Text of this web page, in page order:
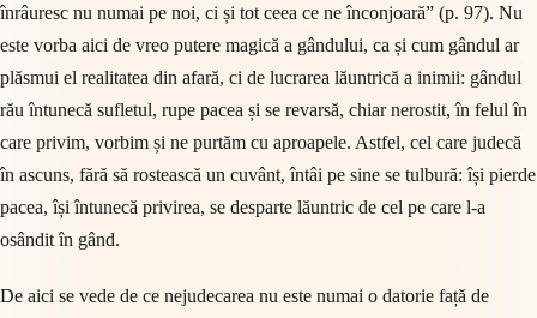
înrâuresc nu numai pe noi, ci și tot ceea ce ne înconjoară” (p. 97). Nu
este vorba aici de vreo putere magică a gândului, ca și cum gândul ar
plăsmui el realitatea din afară, ci de lucrarea lăuntrică a inimii: gândul
rău întunecă sufletul, rupe pacea și se revarsă, chiar nerostit, în felul în
care privim, vorbim și ne purtăm cu aproapele. Astfel, cel care judecă
în ascuns, fără să rostească un cuvânt, întâi pe sine se tulbură: își pierde
pacea, își întunecă privirea, se desparte lăuntric de cel pe care l-a
osândit în gând.
De aici se vede de ce nejudecarea nu este numai o datorie față de